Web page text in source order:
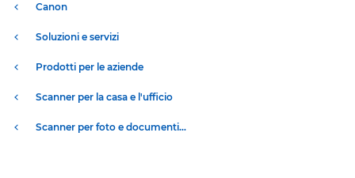
Canon
Soluzioni e servizi
Prodotti per le aziende
Scanner per la casa e l'ufficio
Scanner per foto e documenti a piano fisso A4 CanoScan